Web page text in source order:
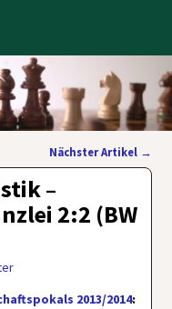
Nächster Artikel →
–
2:2 (BW
2013/2014: